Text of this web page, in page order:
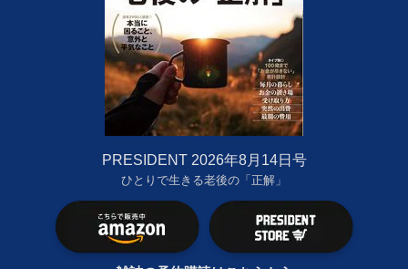
PRESIDENT 2026年8月14日号
ひとりで生きる老後の「正解」